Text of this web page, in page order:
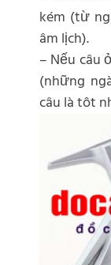
kém (từ
âm lịch).
– Nếu câu
(những
câu là tôt